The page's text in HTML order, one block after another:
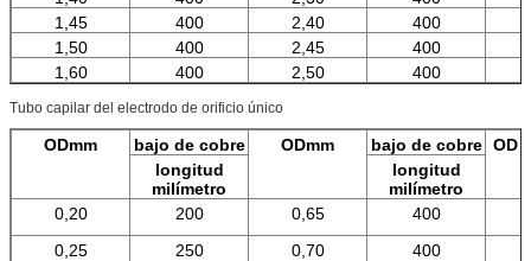
1,45
400 2,40 400
1,50
400 2,45 400
1,60
400 2,50 400
Tubo capilar del electrodo de orificio único
ODmm bajo de cobre ODmm bajo de cobre OD
longitud
milímetro
longitud
milímetro
0,20
200 0,65 400
0,25
250 0,70 400